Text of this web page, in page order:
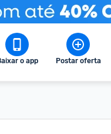
o app Postar oferta